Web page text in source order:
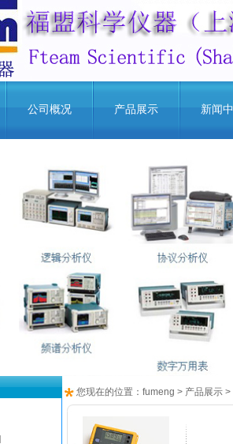
公司概况 产品展示 新闻
www.yuleba.com 棋牌电游
您现在的位置： fumeng > 产品展示 >
|